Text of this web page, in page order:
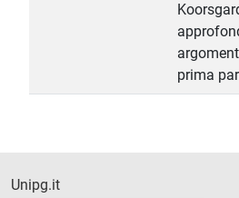
prima
Unipg.it